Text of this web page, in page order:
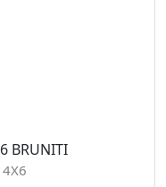
BRUNITI